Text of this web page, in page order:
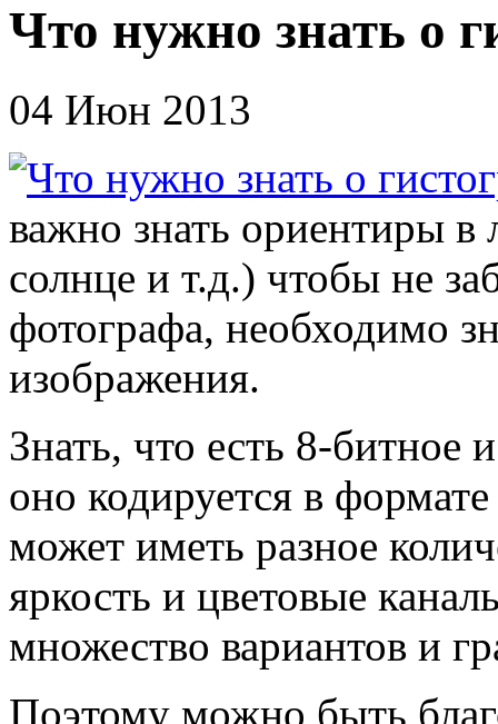
Что нужно знать о
04 Июн 2013
важно знать ориентиры в
солнце и т.д.) чтобы не
фотографа, необходимо
изображения.
Знать, что есть 8-битное
оно кодируется в
может иметь разное
яркость и цветовые
множество вариантов и
Поэтому можно быть